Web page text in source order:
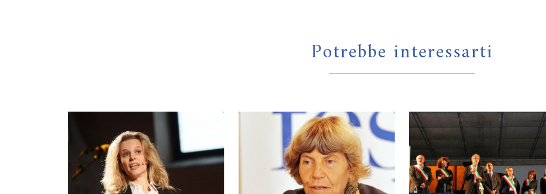
Potrebbe interessarti